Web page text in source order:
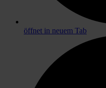
öffnet in neuem Tab